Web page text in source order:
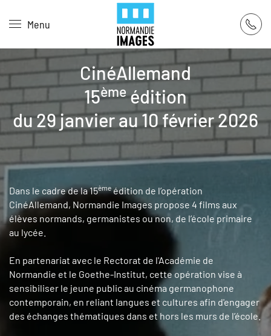
Skip to main content
Menu
CinéAllemand
15èmeédition
du 29 janvier au 10 février 2026
Dans le cadre de la 15èmeédition de l’opération
CinéAllemand, Normandie Images propose 4 films aux
élèves normands, germanistes ou non, de l’école primaire
au lycée.
En partenariat avec le Rectorat de l'Académie de
Normandie et le Goethe-Institut, cette opération vise à
sensibiliser le jeune public au cinéma germanophone
contemporain, en reliant langues et cultures afin d'engager
des échanges thématiques dans et hors les murs de l’école.
Panneau de gestion des cookies